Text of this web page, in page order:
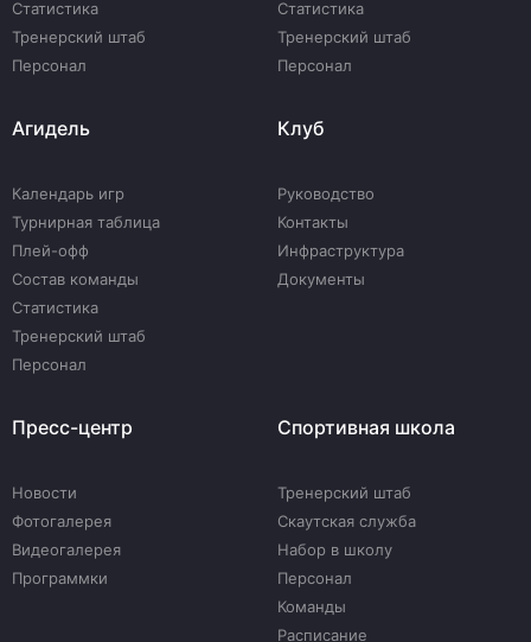
Статистика
Тренерский штаб
Персонал
Статистика
Тренерский штаб
Персонал
Агидель
Календарь игр
Турнирная таблица
Плей-офф
Состав команды
Статистика
Тренерский штаб
Персонал
Клуб
Руководство
Контакты
Инфраструктура
Документы
Пресс-центр
Новости
Фотогалерея
Видеогалерея
Программки
Спортивная школа
Тренерский штаб
Скаутская служба
Набор в школу
Персонал
Команды
Расписание